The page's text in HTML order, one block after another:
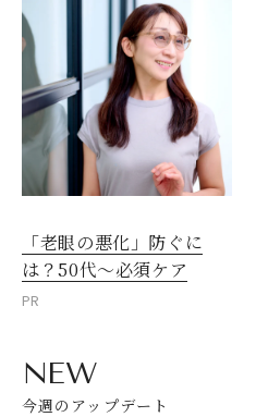
「老眼の悪化」防ぐに
は？50代～必須ケア
PR
NEW
今週のアップデート